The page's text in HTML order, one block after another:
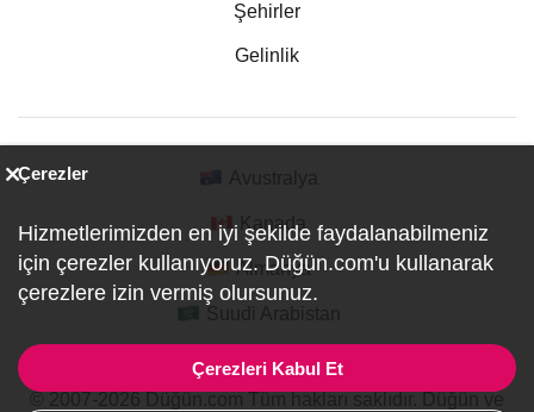
Şehirler
Gelinlik
Kanada
Almanya
Çerezler
Hizmetlerimizden en iyi şekilde faydalanabilmeniz
için çerezler kullanıyoruz. Düğün.com'u kullanarak
çerezlere izin vermiş olursunuz.
Çerezleri Kabul Et